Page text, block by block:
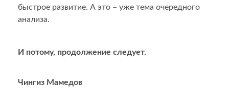
быстрое развитие. А это – уже тема очередного
анализа.
И потому, продолжение следует.
Чингиз Мамедов